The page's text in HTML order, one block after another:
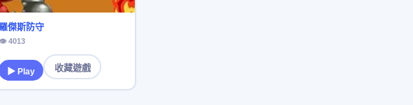
傑斯防守
👁 4013
▶ Play 收藏遊戲